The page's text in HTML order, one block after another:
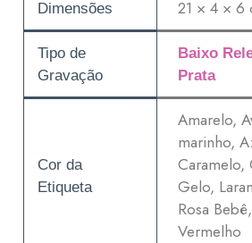
Dimensões 21 × 4 × 6
Tipo de
Gravação
Baixo
Prata
Cor da
Etiqueta
Amarelo,
marinho,
Caramelo,
Gelo,
Rosa
Vermelho